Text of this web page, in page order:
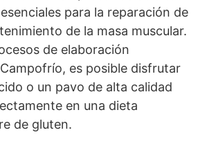
para la reparación de
de la masa muscular.
de elaboración
es posible disfrutar
o un pavo de alta calidad
en una dieta
de gluten.